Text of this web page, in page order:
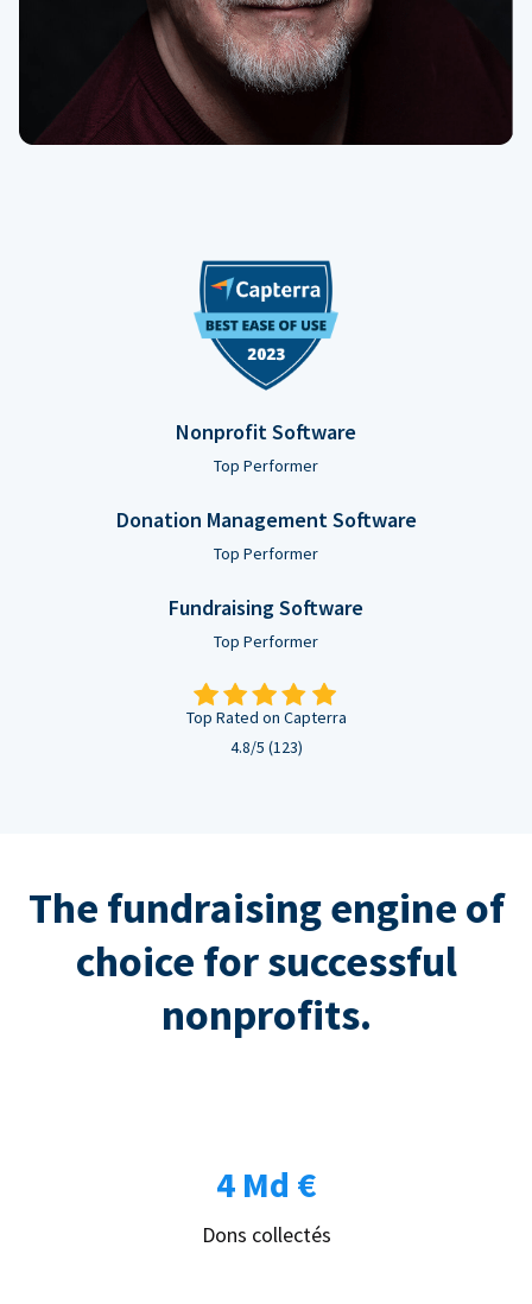
Nonprofit Software
Top Performer
Donation Management Software
Top Performer
Fundraising Software
Top Performer
Top Rated on Capterra
4.8/5 (123)
The fundraising engine of
choice for successful
nonprofits.
4 Md €
Dons collectés